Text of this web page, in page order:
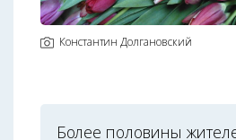
Константин Долгановский
Более половины